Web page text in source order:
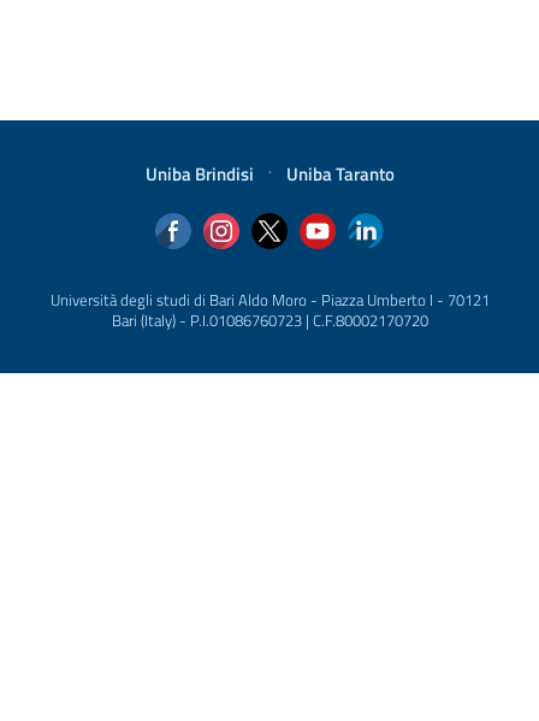
Uniba Brindisi · Uniba Taranto
Università degli studi di Bari Aldo Moro - Piazza Umberto I - 70121
Bari (Italy) - P.I.01086760723 | C.F.80002170720